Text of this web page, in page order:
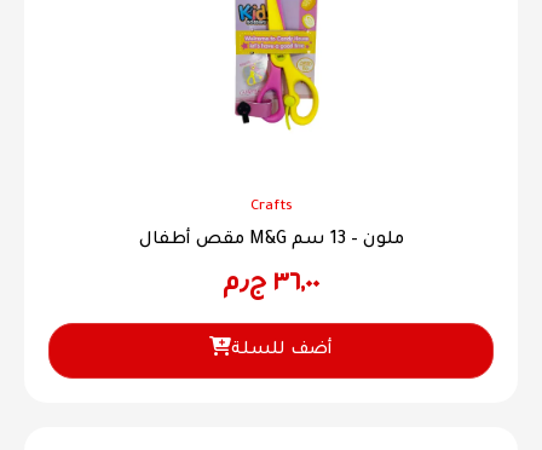
Crafts
مقص أطفال M&G ملون – 13 سم
٣٦,٠٠ ج٫م
أضف للسلة